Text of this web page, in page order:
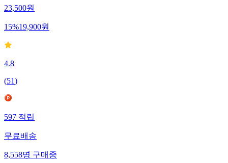
23,500원
15%19,900원
4.8
(51)
597적립
무료배송
8,558명구매중